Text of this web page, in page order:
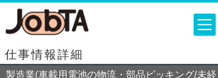
仕事情報詳細
製造業(車載用電池の物流・部品ピッキング/未経